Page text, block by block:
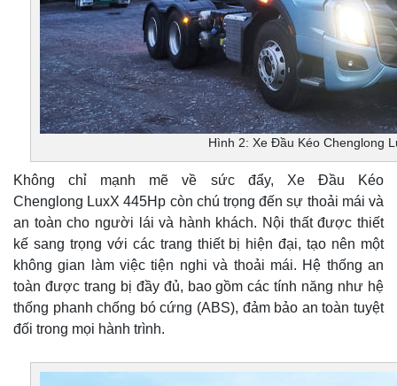
Hình 2: Xe Đầu Kéo Chenglong
Không chỉ mạnh mẽ về sức đẩy, Xe Đầu Kéo
Chenglong LuxX 445Hp còn chú trọng đến sự thoải mái và
an toàn cho người lái và hành khách. Nội thất được thiết
kế sang trọng với các trang thiết bị hiện đại, tạo nên một
không gian làm việc tiện nghi và thoải mái. Hệ thống an
toàn được trang bị đầy đủ, bao gồm các tính năng như hệ
thống phanh chống bó cứng (ABS), đảm bảo an toàn tuyệt
đối trong mọi hành trình.